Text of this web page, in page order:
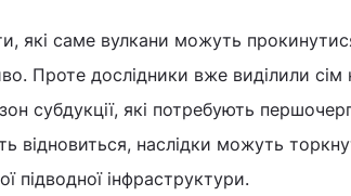
які саме вулкани можуть
Проте дослідники вже виділили
субдукції, які потребують
відновиться, наслідки можуть
підводної інфраструктури.